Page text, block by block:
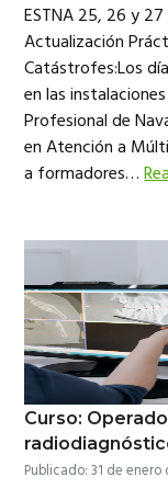
ESTNA 25, 26 y
Actualización
Catástrofes:Los
en las
Profesional de
en Atención a
a formadores…
Curso:
Publicado: 31 de enero